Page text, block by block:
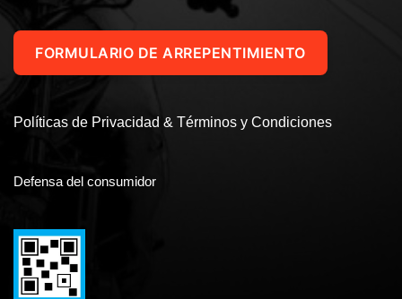
FORMULARIO DE ARREPENTIMIENTO
Políticas de Privacidad & Términos y Condiciones
Defensa del consumidor